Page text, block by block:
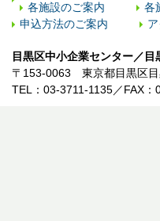
各施設のご案内
各
申込方法のご案内
目黒区中小企業センター／
〒153-0063 東京都目黒区
TEL：03-3711-1135／FAX：